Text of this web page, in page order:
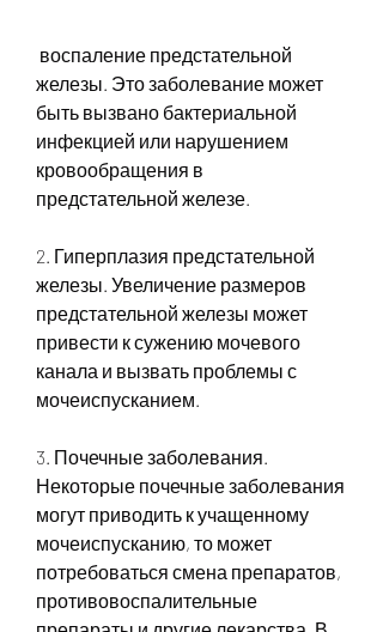
железы. Это заболевание может
быть вызвано бактериальной
инфекцией или нарушением
кровообращения в
предстательной железе.
2. Гиперплазия предстательной
железы. Увеличение размеров
предстательной железы может
привести к сужению мочевого
канала и вызвать проблемы с
мочеиспусканием.
3. Почечные заболевания.
Некоторые почечные заболевания
могут приводить к учащенному
мочеиспусканию, то может
потребоваться смена препаратов,
противовоспалительные